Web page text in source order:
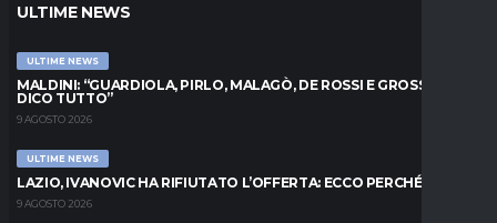
ULTIME NEWS
ULTIME NEWS
MALDINI: “GUARDIOLA, PIRLO, MALAGÒ, DE ROSSI E GROSSO: VI
DICO TUTTO”
9 AGOSTO 2026
ULTIME NEWS
LAZIO, IVANOVIC HA RIFIUTATO L’OFFERTA: ECCO PERCHÉ
9 AGOSTO 2026